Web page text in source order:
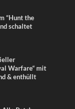
“Hunt the
schaltet
Warfare“ mit
& enthüllt